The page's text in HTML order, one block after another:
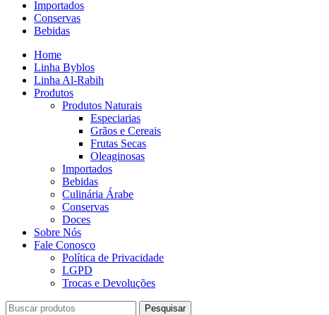
Importados
Conservas
Bebidas
Home
Linha Byblos
Linha Al-Rabih
Produtos
Produtos Naturais
Especiarias
Grãos e Cereais
Frutas Secas
Oleaginosas
Importados
Bebidas
Culinária Árabe
Conservas
Doces
Sobre Nós
Fale Conosco
Política de Privacidade
LGPD
Trocas e Devoluções
Pesquisar